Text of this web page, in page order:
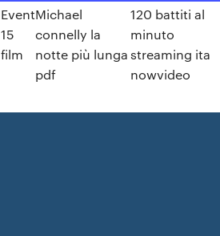
Event
15
film
Michael
connelly la
notte più lunga
pdf
120 battiti al
minuto
streaming ita
nowvideo